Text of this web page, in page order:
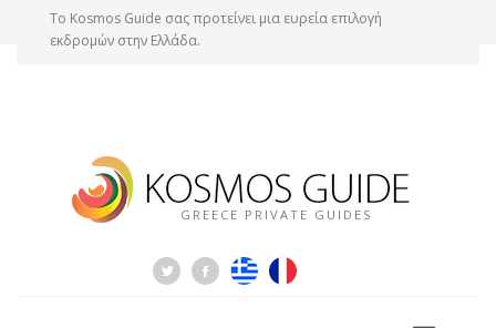
Tο Kosmos Guide σας προτείνει μια ευρεία επιλογή
εκδρομών στην Ελλάδα.
GREECE PRIVATE GUIDES